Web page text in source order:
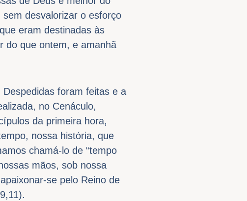
desvalorizar o esforço
eram destinadas às
do que ontem, e amanhã
foram feitas e a
no Cenáculo,
da primeira hora,
nossa história, que
chamá-lo de “tempo
mãos, sob nossa
se pelo Reino de